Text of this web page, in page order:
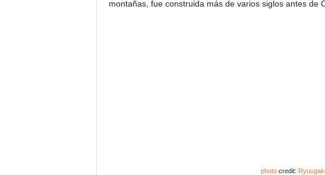
montañas, fue construida más de varios siglos antes de
photo credit: